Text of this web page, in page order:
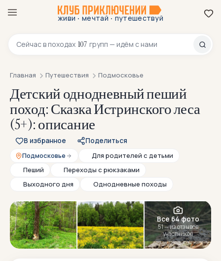
живи · мечтай · путешествуй
Сейчас в походах 107 групп — идём с нами
8 800 200-70-23
Главная Путешествия Подмосковье
Детский однодневный пеший
поход: Сказка Истринского леса
(5+): описание
В избранное
Поделиться
Подмосковье
Для родителей с детьми
Пеший
Переходы с рюкзаками
Выходного дня
Однодневные походы
Все 64 фото
51 — из отзывов
участников